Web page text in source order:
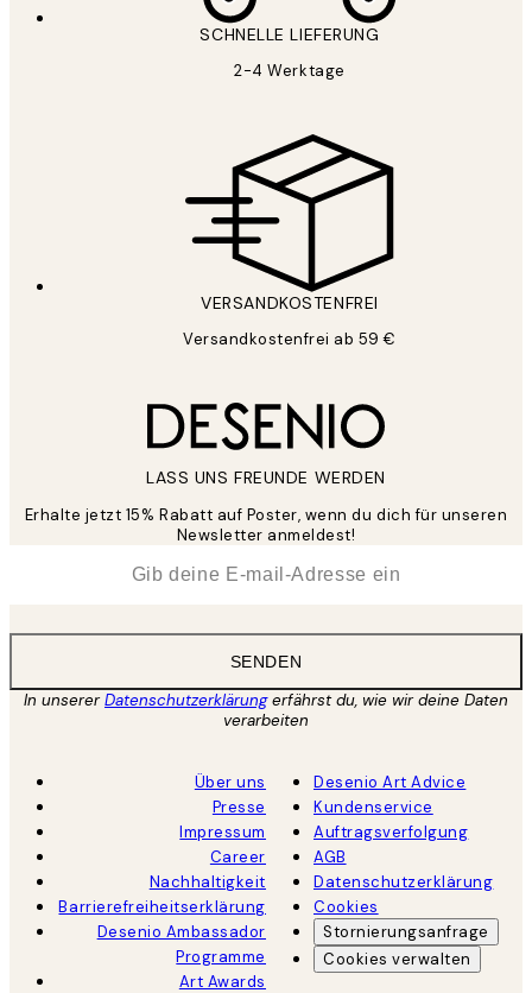
SCHNELLE LIEFERUNG
2-4 Werktage
VERSANDKOSTENFREI
Versandkostenfrei ab 59 €
LASS UNS FREUNDE WERDEN
Erhalte jetzt 15% Rabatt auf Poster, wenn du dich für unseren
Newsletter anmeldest!
SENDEN
In unsererDatenschutzerklärungerfährst du, wie wir deine Daten
verarbeiten
Über uns
Presse
Impressum
Career
Nachhaltigkeit
Barrierefreiheitserklärung
Desenio Ambassador
Programme
Art Awards
Desenio Art Advice
Kundenservice
Auftragsverfolgung
AGB
Datenschutzerklärung
Cookies
Stornierungsanfrage
Cookies verwalten